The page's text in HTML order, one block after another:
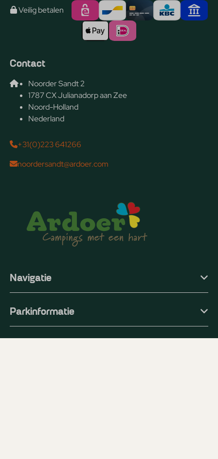
Veilig betalen
Contact
Noorder Sandt 2
1787 CX Julianadorp aan Zee
Noord-Holland
Nederland
+31(0)223 641266
noordersandt@ardoer.com
Navigatie
Parkinformatie